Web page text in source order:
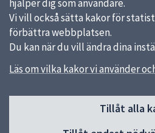
hjälper dig som användare.
Vi vill också sätta kakor för
förbättra webbplatsen.
Du kan när du vill ändra dina
Läs om vilka kakor vi använder
Tillåt alla